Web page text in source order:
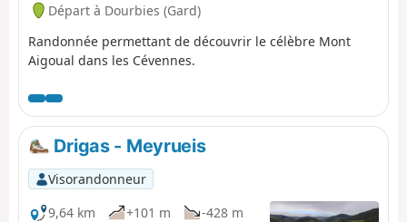
Départ à Dourbies (Gard)
Randonnée permettant de découvrir le célèbre Mont
Aigoual dans les Cévennes.
Drigas - Meyrueis
Visorandonneur
9,64 km
+101 m
-428 m